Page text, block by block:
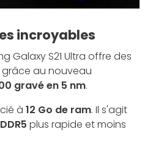
incroyables
Galaxy S21 Ultra offre des
au nouveau
gravé en 5 nm.
à 12 Go de ram. Il s'agit
plus rapide et moins